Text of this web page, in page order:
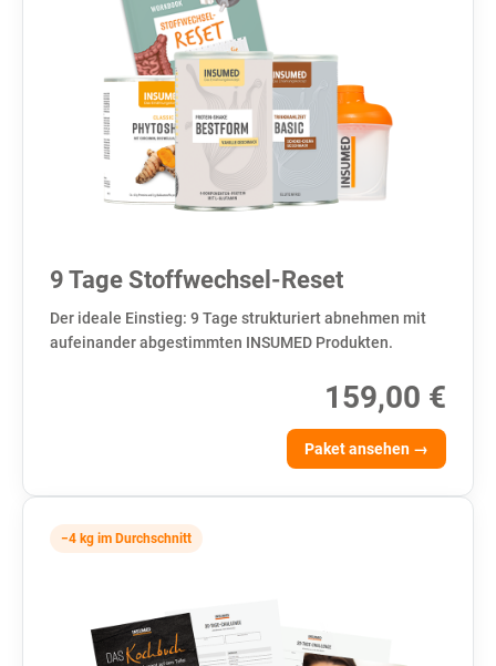
9 Tage Stoffwechsel-Reset
Der ideale Einstieg: 9 Tage strukturiert abnehmen mit
aufeinander abgestimmten INSUMED Produkten.
159,00 €
Paket ansehen →
−4 kg im Durchschnitt